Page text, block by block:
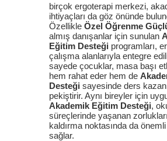
birçok ergoterapi merkezi,
ihtiyaçları da göz önünde
Özellikle Özel Öğrenme
almış danışanlar için sunulan
Eğitim Desteği programları,
çalışma alanlarıyla entegre
sayede çocuklar, masa başı
hem rahat eder hem de
Desteği sayesinde ders
pekiştirir. Aynı bireyler için
Akademik Eğitim Desteği,
süreçlerinde yaşanan
kaldırma noktasında da önemli
sağlar.